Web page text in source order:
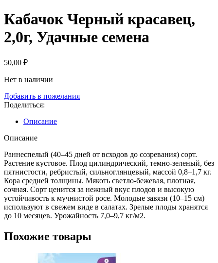
Кабачок Черный красавец,
2,0г, Удачные семена
50,00 ₽
Нет в наличии
Добавить в пожелания
Поделиться:
Описание
Описание
Раннеспелый (40–45 дней от всходов до созревания) сорт.
Растение кустовое. Плод цилиндрический, темно-зеленый, без
пятнистости, ребристый, сильноглянцевый, массой 0,8–1,7 кг.
Кора средней толщины. Мякоть светло-бежевая, плотная,
сочная. Сорт ценится за нежный вкус плодов и высокую
устойчивость к мучнистой росе. Молодые завязи (10–15 см)
используют в свежем виде в салатах. Зрелые плоды хранятся
до 10 месяцев. Урожайность 7,0–9,7 кг/м2.
Похожие товары